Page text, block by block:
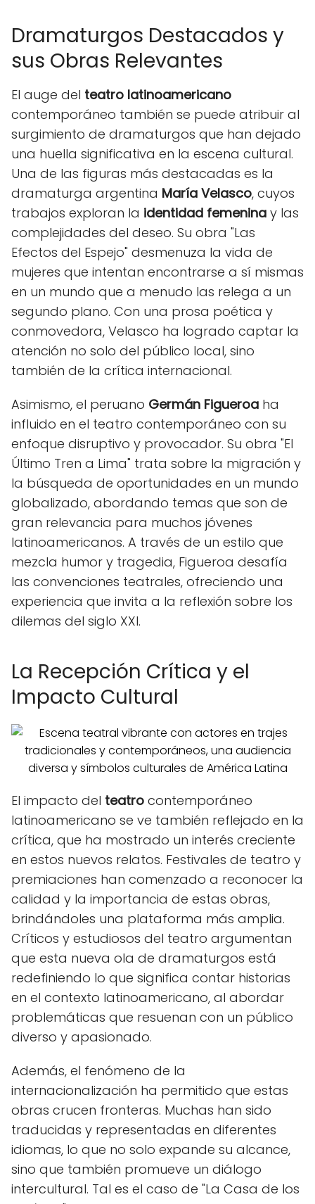
Dramaturgos Destacados y
sus Obras Relevantes
El auge del teatro latinoamericano
contemporáneo también se puede atribuir al
surgimiento de dramaturgos que han dejado
una huella significativa en la escena cultural.
Una de las figuras más destacadas es la
dramaturga argentina María Velasco, cuyos
trabajos exploran la identidad femenina y las
complejidades del deseo. Su obra "Las
Efectos del Espejo" desmenuza la vida de
mujeres que intentan encontrarse a sí mismas
en un mundo que a menudo las relega a un
segundo plano. Con una prosa poética y
conmovedora, Velasco ha logrado captar la
atención no solo del público local, sino
también de la crítica internacional.
Asimismo, el peruano Germán Figueroa ha
influido en el teatro contemporáneo con su
enfoque disruptivo y provocador. Su obra "El
Último Tren a Lima" trata sobre la migración y
la búsqueda de oportunidades en un mundo
globalizado, abordando temas que son de
gran relevancia para muchos jóvenes
latinoamericanos. A través de un estilo que
mezcla humor y tragedia, Figueroa desafía
las convenciones teatrales, ofreciendo una
experiencia que invita a la reflexión sobre los
dilemas del siglo XXI.
La Recepción Crítica y el
Impacto Cultural
El impacto del teatro contemporáneo
latinoamericano se ve también reflejado en la
crítica, que ha mostrado un interés creciente
en estos nuevos relatos. Festivales de teatro y
premiaciones han comenzado a reconocer la
calidad y la importancia de estas obras,
brindándoles una plataforma más amplia.
Críticos y estudiosos del teatro argumentan
que esta nueva ola de dramaturgos está
redefiniendo lo que significa contar historias
en el contexto latinoamericano, al abordar
problemáticas que resuenan con un público
diverso y apasionado.
Además, el fenómeno de la
internacionalización ha permitido que estas
obras crucen fronteras. Muchas han sido
traducidas y representadas en diferentes
idiomas, lo que no solo expande su alcance,
sino que también promueve un diálogo
intercultural. Tal es el caso de "La Casa de los